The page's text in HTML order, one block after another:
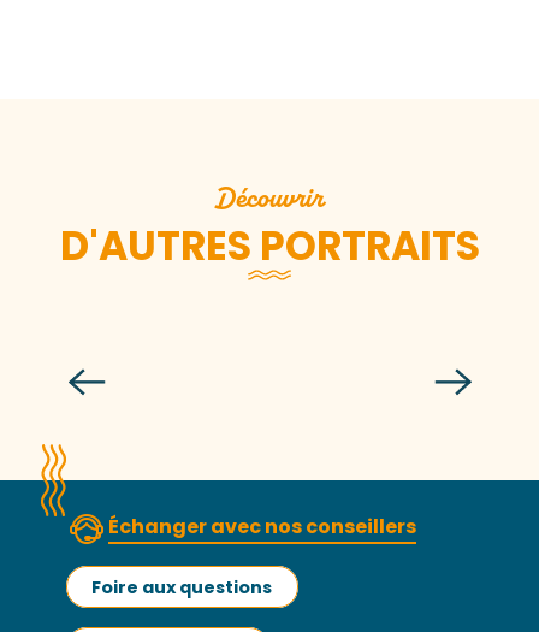
Découvrir
D'AUTRES PORTRAITS
Échanger avec nos conseillers
Foire aux questions